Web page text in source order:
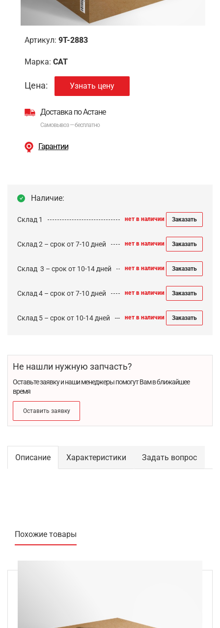
Артикул: 9T-2883
Марка: CAT
Цена: Узнать цену
Доставка по Астане
Самовывоз — бесплатно
Гарантии
Наличие:
Склад 1 нет в наличии Заказать
Склад 2 – срок от 7-10 дней нет в наличии Заказать
Cклад 3 – срок от 10-14 дней нет в наличии Заказать
Склад 4 – срок от 7-10 дней нет в наличии Заказать
Склад 5 – срок от 10-14 дней нет в наличии Заказать
Не нашли нужную запчасть?
Оставьте заявку и наши менеджеры помогут Вам в ближайшее
время
Оставить заявку
Описание Характеристики Задать вопрос
Похожие товары